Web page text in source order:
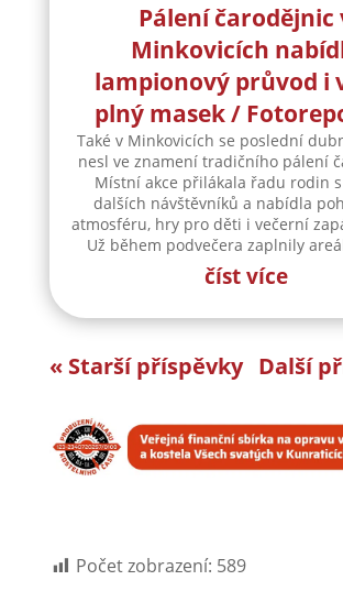
Pálení čarodějnic
Minkovicích
lampionový průvod i
plný masek /
Také v Minkovicích se poslední
nesl ve znamení tradičního pálení
Místní akce přilákala řadu rodin
dalších návštěvníků a nabídla
atmosféru, hry pro děti i večerní
Už během podvečera zaplnily
číst více
« Starší příspěvky Další
Počet zobrazení: 589